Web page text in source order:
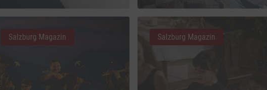
Salzburg Magazin Salzburg Magazin
zu Vimeo
YouTube